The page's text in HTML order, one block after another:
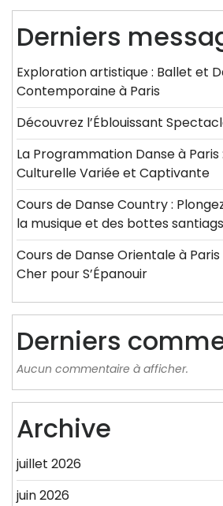
Derniers
Exploration artistique : Ballet et
Contemporaine à Paris
Découvrez l’Éblouissant
La Programmation Danse à Paris
Culturelle Variée et Captivante
Cours de Danse Country :
la musique et des bottes santiags
Cours de Danse Orientale à Paris
Cher pour S’Épanouir
Derniers
Aucun commentaire à afficher.
Archive
juillet 2026
juin 2026